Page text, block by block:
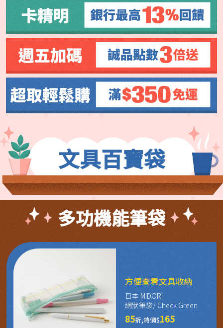
文具百寶袋
多功機能筆袋
方便查看文具收納
日本 MIDORI
網狀筆袋/ Check Green
85折,特價$165